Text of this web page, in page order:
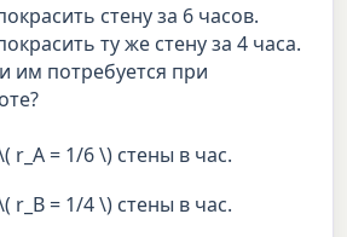
стену за 6 часов.
ту же стену за 4 часа.
им потребуется при
r_A = 1/6 \) стены в час.
r_B = 1/4 \) стены в час.